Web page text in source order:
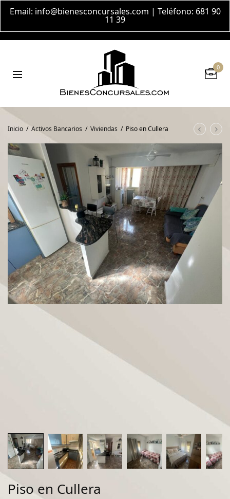
Email: info@bienesconcursales.com | Teléfono: 681 90
11 39
0
Inicio / Activos Bancarios / Viviendas / Piso en Cullera
Piso en Cullera